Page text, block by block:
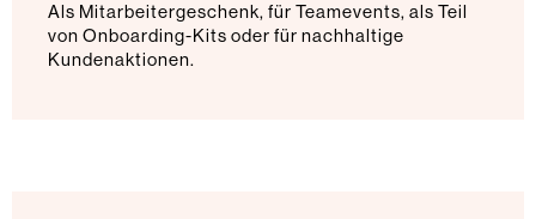
Als Mitarbeitergeschenk, für Teamevents, als Teil
von Onboarding-Kits oder für nachhaltige
Kundenaktionen.